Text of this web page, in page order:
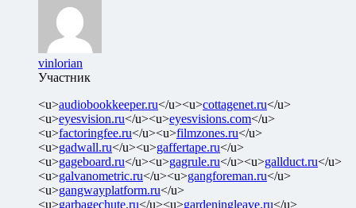
vinlorian
Участник
<u>audiobookkeeper.ru</u><u>cottagenet.ru</u>
<u>eyesvision.ru</u><u>eyesvisions.com</u>
<u>factoringfee.ru</u><u>filmzones.ru</u>
<u>gadwall.ru</u><u>gaffertape.ru</u>
<u>gageboard.ru</u><u>gagrule.ru</u><u>gallduct.ru</u>
<u>galvanometric.ru</u><u>gangforeman.ru</u>
<u>gangwayplatform.ru</u>
<u>garbagechute.ru</u><u>gardeningleave.ru</u>